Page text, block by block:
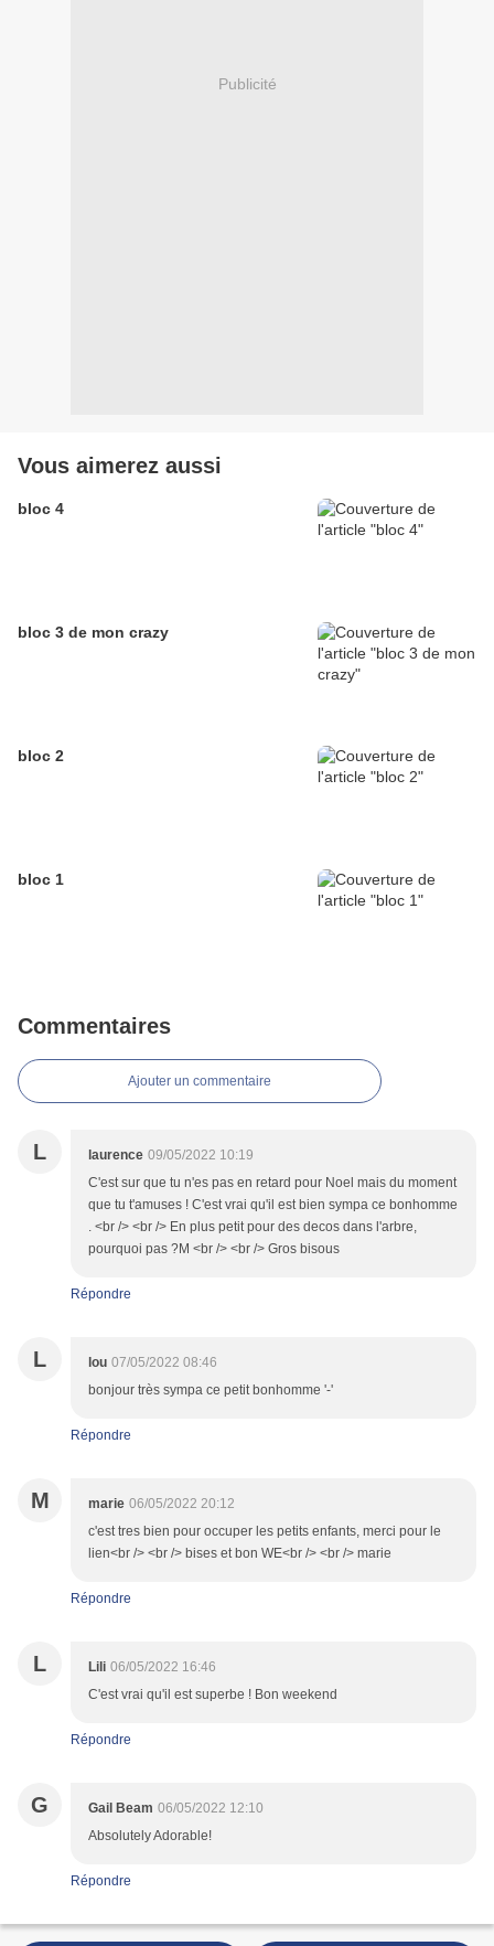
Publicité
Vous aimerez aussi
bloc 4
bloc 3 de mon crazy
bloc 2
bloc 1
Commentaires
Ajouter un commentaire
L laurence 09/05/2022 10:19
C'est sur que tu n'es pas en retard pour Noel mais du moment
que tu t'amuses ! C'est vrai qu'il est bien sympa ce bonhomme
. <br /> <br /> En plus petit pour des decos dans l'arbre,
pourquoi pas ?M <br /> <br /> Gros bisous
Répondre
L lou 07/05/2022 08:46
bonjour très sympa ce petit bonhomme '-'
Répondre
M marie 06/05/2022 20:12
c'est tres bien pour occuper les petits enfants, merci pour le
lien<br /> <br /> bises et bon WE<br /> <br /> marie
Répondre
L Lili 06/05/2022 16:46
C'est vrai qu'il est superbe ! Bon weekend
Répondre
G Gail Beam 06/05/2022 12:10
Absolutely Adorable!
Répondre